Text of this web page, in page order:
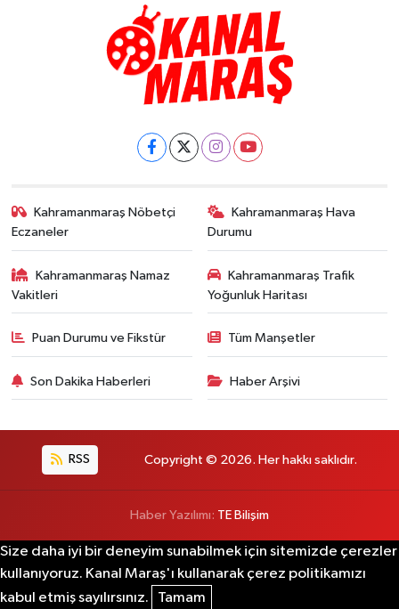
Kahramanmaraş Nöbetçi
Eczaneler
Kahramanmaraş Hava
Durumu
Kahramanmaraş Namaz
Vakitleri
Kahramanmaraş Trafik
Yoğunluk Haritası
Puan Durumu ve Fikstür Tüm Manşetler
Son Dakika Haberleri Haber Arşivi
RSS Copyright © 2026. Her hakkı saklıdır.
Haber Yazılımı: TE Bilişim
Size daha iyi bir deneyim sunabilmek için sitemizde çerezler
kullanıyoruz. Kanal Maraş'ı kullanarak çerez politikamızı
kabul etmiş sayılırsınız.
Tamam